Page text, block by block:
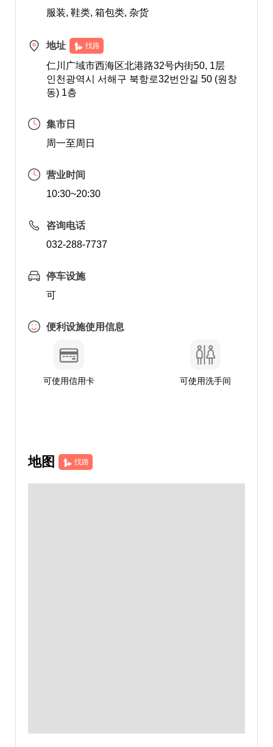
服装, 鞋类, 箱包类, 杂货
地址 找路
仁川广域市西海区北港路32号内街50, 1层
인천광역시 서해구 북항로32번안길 50 (원창
동) 1층
集市日
周一至周日
营业时间
10:30~20:30
咨询电话
032-288-7737
停车设施
可
便利设施使用信息
可使用信用卡 可使用洗手间
地图 找路